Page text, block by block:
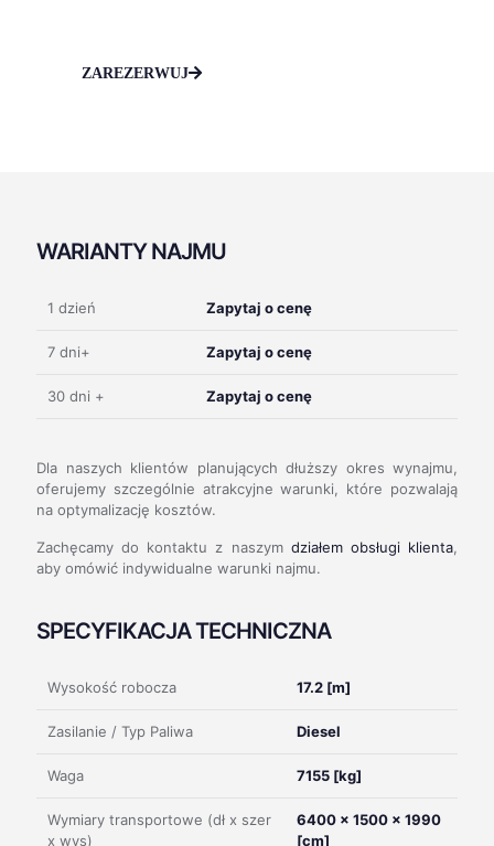
ZAREZERWUJ
WARIANTY NAJMU
1 dzień Zapytaj o cenę
7 dni+ Zapytaj o cenę
30 dni + Zapytaj o cenę
Dla naszych klientów planujących dłuższy okres wynajmu,
oferujemy szczególnie atrakcyjne warunki, które pozwalają
na optymalizację kosztów.
Zachęcamy do kontaktu z naszym działem obsługi klienta,
aby omówić indywidualne warunki najmu.
SPECYFIKACJA TECHNICZNA
Wysokość robocza 17.2 [m]
Zasilanie / Typ Paliwa Diesel
Waga 7155 [kg]
Wymiary transportowe (dł x szer
x wys)
6400 x 1500 x 1990
[cm]